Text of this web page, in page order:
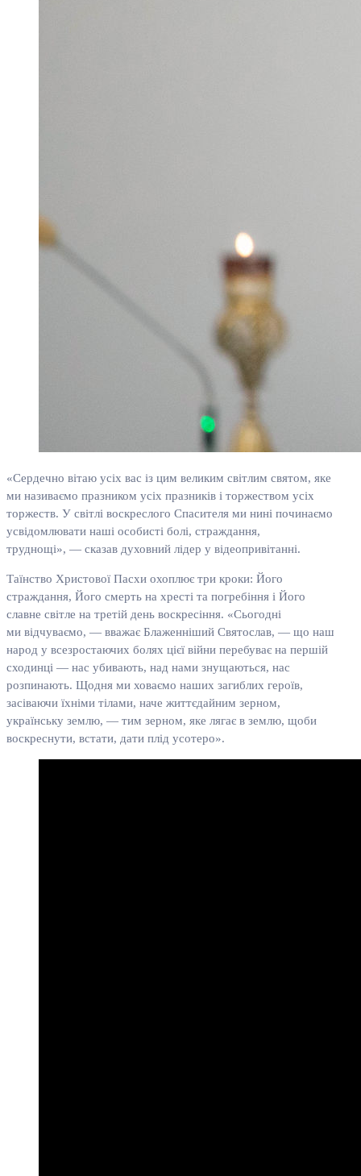
«Сердечно вітаю усіх вас із цим великим світлим святом, яке
ми називаємо празником усіх празників і торжеством усіх
торжеств. У світлі воскреслого Спасителя ми нині починаємо
усвідомлювати наші особисті болі, страждання,
труднощі», — сказав духовний лідер у відеопривітанні.
Таїнство Христової Пасхи охоплює три кроки: Його
страждання, Його смерть на хресті та погребіння і Його
славне світле на третій день воскресіння. «Сьогодні
ми відчуваємо, — вважає Блаженніший Святослав, — що наш
народ у всезростаючих болях цієї війни перебуває на першій
сходинці — нас убивають, над нами знущаються, нас
розпинають. Щодня ми ховаємо наших загиблих героїв,
засіваючи їхніми тілами, наче життєдайним зерном,
українську землю, — тим зерном, яке лягає в землю, щоби
воскреснути, встати, дати плід усотеро».